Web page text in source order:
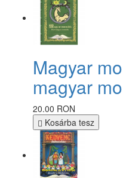
Magyar
magyar
20.00 RON
Kosárba tesz